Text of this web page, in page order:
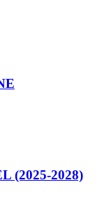
(2025-2028)